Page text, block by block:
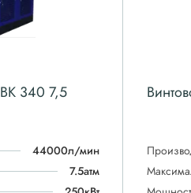
340 7,5
44000л/мин
7.5атм